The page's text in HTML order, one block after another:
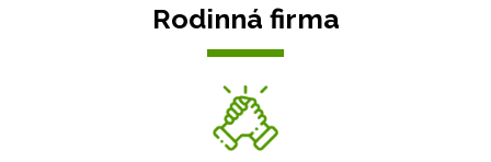
Rodinná firma